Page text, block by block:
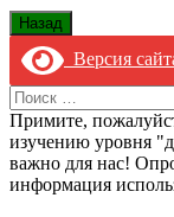
Версия
Search
for:
Примите,
изучению уровня
важно для нас!
информация